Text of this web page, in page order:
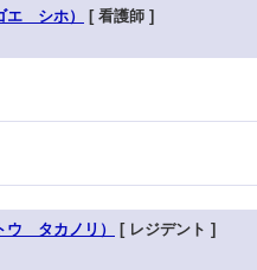
エ シホ） [ 看護師 ]
タカノリ） [ レジデント ]